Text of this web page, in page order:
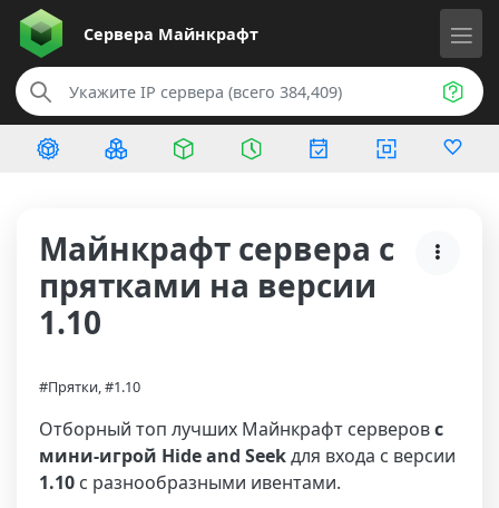
Сервера Майнкрафт
Майнкрафт сервера с
прятками на версии
1.10
#Прятки, #1.10
Отборный топ лучших Майнкрафт серверовс
мини-игрой Hide and Seekдля входа с версии
1.10 с разнообразными ивентами.